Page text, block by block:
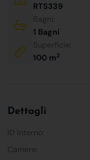
RTS339
Bagni:
1 Bagni
Superficie:
100 m2
Dettagli
ID Interno:
Camere: